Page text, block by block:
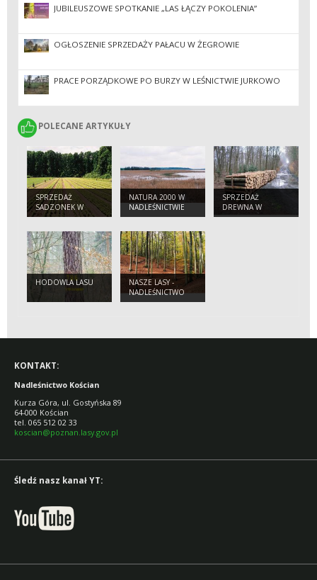
JUBILEUSZOWE SPOTKANIE „LAS ŁĄCZY POKOLENIA”
OGŁOSZENIE SPRZEDAŻY PAŁACU W ŻEGROWIE
PRACE PORZĄDKOWE PO BURZY W LEŚNICTWIE JURKOWO
POLECANE ARTYKUŁY
POLECANE ARTYKUŁY
SPRZEDAŻ
SADZONEK W
NADLEŚNICTWIE
NATURA 2000 W
NADLEŚNICTWIE
KOŚCIAN
SPRZEDAŻ
DREWNA W
NADLEŚNICTWIE
HODOWLA LASU
NASZE LASY -
NADLEŚNICTWO
KOŚCIAN
KONTAKT:
Nadleśnictwo Kościan
Kurza Góra, ul. Gostyńska 89
64-000 Kościan
tel. 065 512 02 33
koscian@poznan.lasy.gov.pl
Śledź nasz kanał YT: